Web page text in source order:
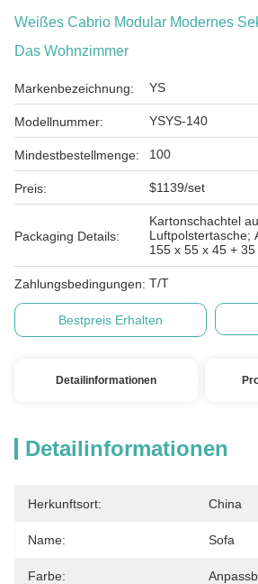
Weißes Cabrio Modular Modernes
Das Wohnzimmer
Markenbezeichnung: YS
Modellnummer: YSYS-140
Mindestbestellmenge: 100
Preis: $1139/set
Packaging Details:
Kartonschachtel
Luftpolstertasche;
155 x 55 x 45 + 35
Zahlungsbedingungen: T/T
Bestpreis Erhalten
Detailinformationen
Detailinformationen
Herkunftsort: China
Name: Sofa
Farbe: